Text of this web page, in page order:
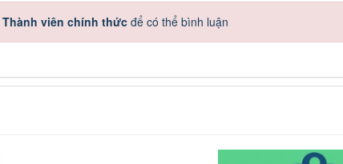
Thành viên chính thức để có thể bình luận